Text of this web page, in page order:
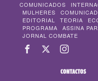
COMUNICADOS
MULHERES
EDITORIAL
TEORIA
PROGRAMA
ASSINA
JORNAL COMBATE
CONTACTOS